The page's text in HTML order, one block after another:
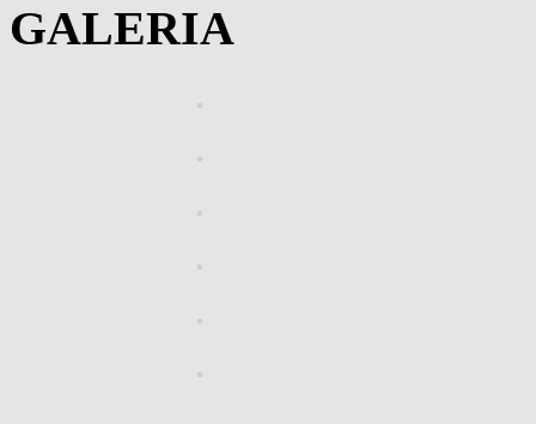
GALERIA